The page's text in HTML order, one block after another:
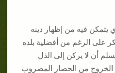
يتمكن فيه من إظهار دينه
على الرغم من أفضلية بلده
أن لا يركن إلى الذل
الخروج من الحصار المضروب